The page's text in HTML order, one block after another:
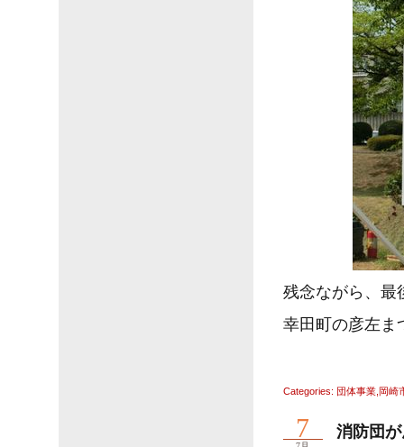
残念ながら、最
幸田町の彦左ま
Categories: 団体事業, 岡崎
消防団
7